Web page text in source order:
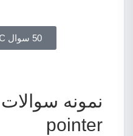
50 سوال C++ مقدماتی
نمونه
pointer